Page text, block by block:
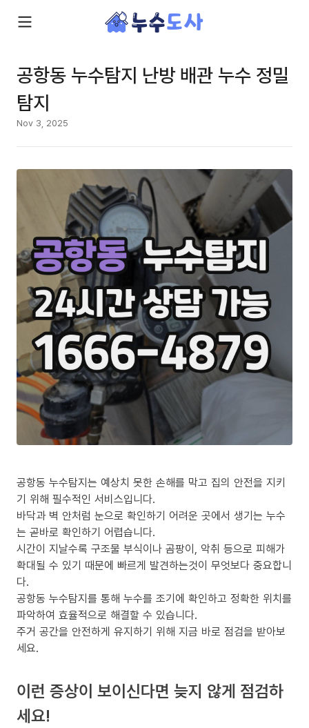
공항동 누수탐지 난방 배관 누수 정밀
탐지
Nov 3, 2025
공항동 누수탐지는 예상치 못한 손해를 막고 집의 안전을 지키
기 위해 필수적인 서비스입니다.
바닥과 벽 안처럼 눈으로 확인하기 어려운 곳에서 생기는 누수
는 곧바로 확인하기 어렵습니다.
시간이 지날수록 구조물 부식이나 곰팡이, 악취 등으로 피해가
확대될 수 있기 때문에 빠르게 발견하는것이 무엇보다 중요합니
다.
공항동 누수탐지를 통해 누수를 조기에 확인하고 정확한 위치를
파악하여 효율적으로 해결할 수 있습니다.
주거 공간을 안전하게 유지하기 위해 지금 바로 점검을 받아보
세요.
이런 증상이 보이신다면 늦지 않게 점검하
세요!